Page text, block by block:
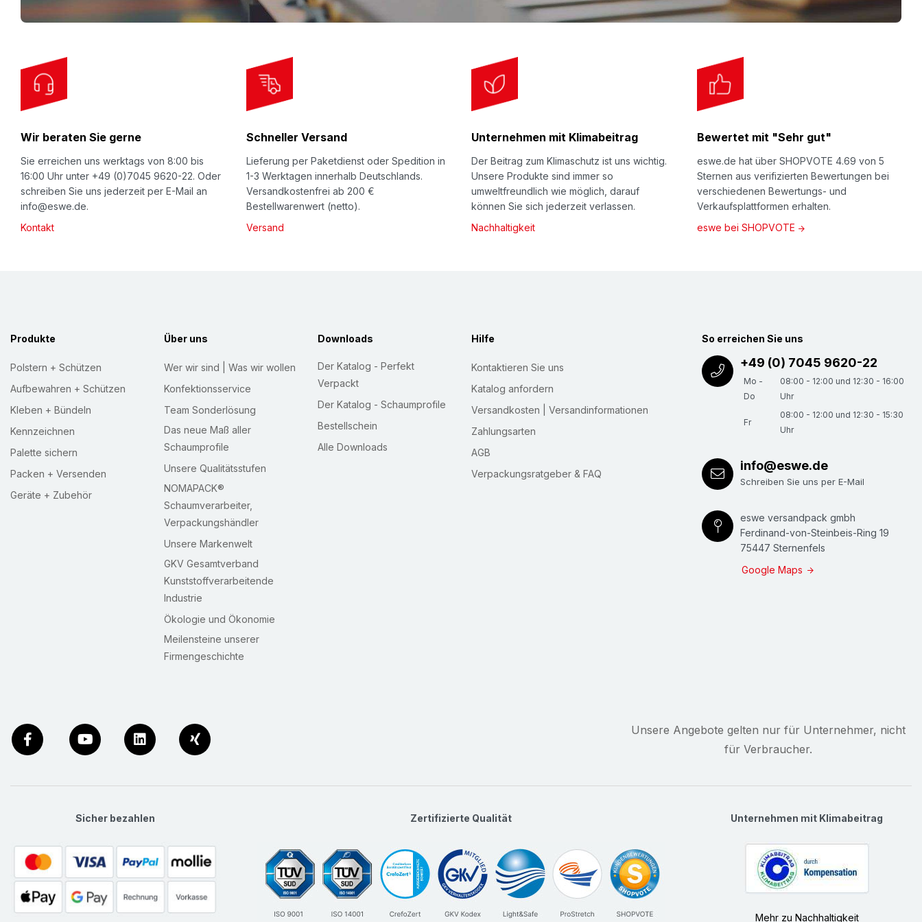
des Herstellungsprozesses in die entsprechenden Bausteine für die
Herstellung von Polyethylen (LDPE) umgewandelt werden. Bitte
unserer Preistabelle.
NOMAPACK® und CLIMAFLEX® naturfoam sind dennoch zu 100%
sinnvoll und damit auch im Sinne des VerpackG.
Erfahren Sie unter Recycling und Nachhaltigkeit | NOMAFOAM®, wie
nachhaltig Sie mit NOMAPACK® Schaumprofilen verpacken.
Konfektionsservice · Team Sonderlösung
Team Sonderlösung
zeigen wir Ihnen
beraten Sie gerne und freuen uns auf Ihren Anruf:+49 (0) 7045 /
9620-0bzw. Ihre E-Mail: nomapack@eswe.de
Beachten Sie auch unseren Video-Kanal auf YouTube .eswe.de.
Schaumprofil NOMAPACK®, CLIMAFELX® naturfoam, NOMA®
von i.d.R. runden bzw. zylindrischen, hochwertigen, kratz- oder
bruchempfindlichen Teilen beim Lagern oder Transport
(innerbetrieblich oder beim Versand). Ausführung "pre-slit", d.h.
Schaumprofile sind längs mit einer "Sollbruchstelle" ausgerüstet, an
f
e
w
s
Wir beraten Sie gerne
Sie erreichen uns werktags von 8:00 bis
16:00 Uhr unter +49 (0)7045 9620-22. Oder
schreiben Sie uns jederzeit per E-Mail an
info@eswe.de.
Kontakt
Schneller Versand
Lieferung per Paketdienst oder Spedition in
1-3 Werktagen innerhalb Deutschlands.
Versandkostenfrei ab 200 €
Bestellwarenwert (netto).
Versand
Unternehmen mit Klimabeitrag
Der Beitrag zum Klimaschutz ist uns wichtig.
Unsere Produkte sind immer so
umweltfreundlich wie möglich, darauf
können Sie sich jederzeit verlassen.
Nachhaltigkeit
Bewertet mit "Sehr gut"
eswe.de hat über SHOPVOTE 4.69 von 5
Sternen aus verifizierten Bewertungen bei
verschiedenen Bewertungs- und
Verkaufsplattformen erhalten.
eswe bei SHOPVOTE
Produkte
Polstern + Schützen
Aufbewahren + Schützen
Kleben + Bündeln
Kennzeichnen
Palette sichern
Packen + Versenden
Geräte + Zubehör
Über uns
Wer wir sind | Was wir wollen
Konfektionsservice
Team Sonderlösung
Das neue Maß aller
Schaumprofile
Unsere Qualitätsstufen
NOMAPACK®
Schaumverarbeiter,
Verpackungshändler
Unsere Markenwelt
GKV Gesamtverband
Kunststoffverarbeitende
Industrie
Ökologie und Ökonomie
Meilensteine unserer
Firmengeschichte
Downloads
Der Katalog - Perfekt
Verpackt
Der Katalog - Schaumprofile
Bestellschein
Alle Downloads
Hilfe
Kontaktieren Sie uns
Katalog anfordern
Versandkosten | Versandinformationen
Zahlungsarten
AGB
Verpackungsratgeber & FAQ
So erreichen Sie uns
+49 (0) 7045 9620-22
Mo -
Do
08:00 - 12:00 und 12:30 - 16:00
Uhr
Fr
08:00 - 12:00 und 12:30 - 15:30
Uhr
info@eswe.de
Schreiben Sie uns per E-Mail
eswe versandpack gmbh
Ferdinand-von-Steinbeis-Ring 19
75447 Sternenfels
Google Maps
Unsere Angebote gelten nur für Unternehmer, nicht
für Verbraucher.
Sicher bezahlen Zertifizierte Qualität Unternehmen mit Klimabeitrag
Mehr zu Nachhaltigkeit